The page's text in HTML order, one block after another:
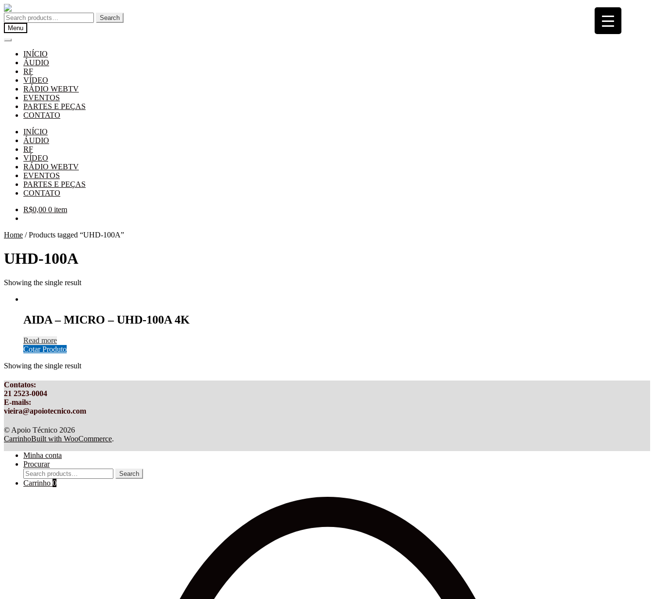
Pular
para
navegação
Pular
para
o
conteúdo
Search
for:
Search
Menu
INÍCIO
ÁUDIO
RF
VÍDEO
RÁDIO WEBTV
EVENTOS
PARTES E PEÇAS
CONTATO
INÍCIO
ÁUDIO
RF
VÍDEO
RÁDIO WEBTV
EVENTOS
PARTES E PEÇAS
CONTATO
R$0,00 0 item
Home /Products tagged “UHD-100A”
UHD-100A
Showing the single result
AIDA – MICRO – UHD-100A 4K
Read more
Cotar Produto
Showing the single result
Contatos:
21 2523-0004
E-mails:
vieira@apoiotecnico.com
© Apoio Técnico 2026
CarrinhoBuilt with WooCommerce.
Minha conta
Procurar
Search
for:
Search
Carrinho 0